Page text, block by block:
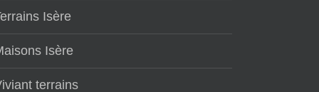
Isère
Isère
terrains